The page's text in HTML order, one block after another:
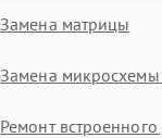
Замена матрицы
Замена микросхемы
Ремонт